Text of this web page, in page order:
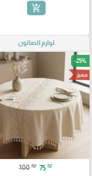
add_shopping_cart
لوازم الصالون
-25%
مميز
100 ₪ 75 ₪